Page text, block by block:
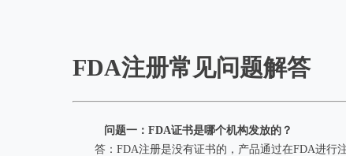
FDA注册常见问题解答
问题一：FDA证书是哪个机构发放的？
答：FDA注册是没有证书的，产品通过在FDA进行注